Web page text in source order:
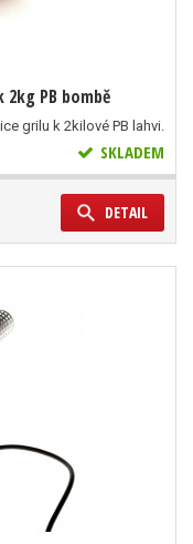
PB bombě
grilu k 2kilové PB lahvi.
SKLADEM
DETAIL